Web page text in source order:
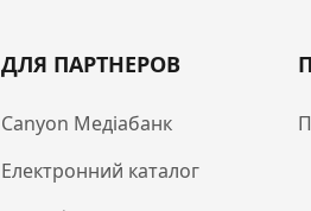
ДЛЯ ПАРТНЕРОВ
Canyon Медіабанк
Електронний каталог